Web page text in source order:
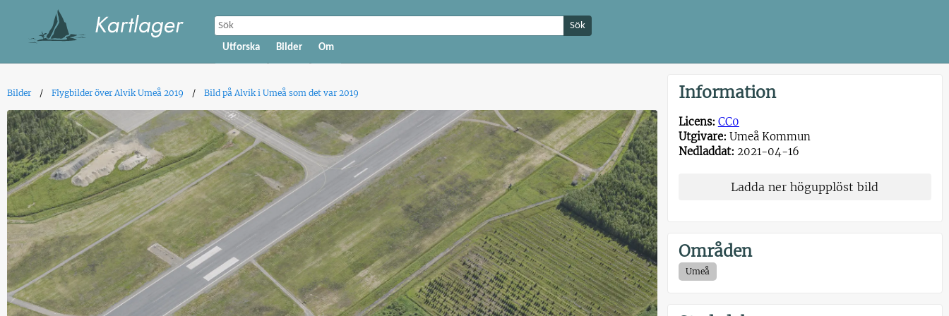
Sök
Utforska Bilder Om
Bilder Flygbilder över Alvik Umeå 2019 Bild på Alvik i Umeå som det var 2019 Information
Licens: CC0
Utgivare: Umeå Kommun
Nedladdat: 2021-04-16
Ladda ner högupplöst bild
Områden
Umeå